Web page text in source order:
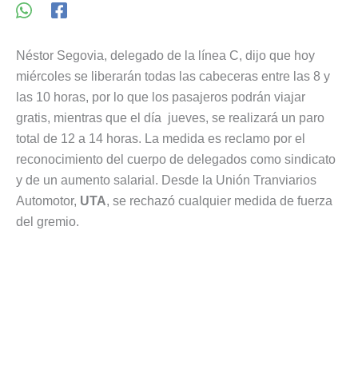
Néstor Segovia, delegado de la línea C, dijo que hoy
miércoles se liberarán todas las cabeceras entre las 8 y
las 10 horas, por lo que los pasajeros podrán viajar
gratis, mientras que el día jueves, se realizará un paro
total de 12 a 14 horas. La medida es reclamo por el
reconocimiento del cuerpo de delegados como sindicato
y de un aumento salarial. Desde la Unión Tranviarios
Automotor, UTA, se rechazó cualquier medida de fuerza
del gremio.